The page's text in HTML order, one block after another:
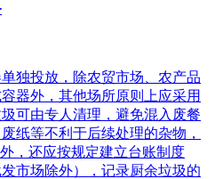
独投放，除农贸市场、农产品
器外，其他场所原则上应采用
可由专人清理，避免混入废餐
纸等不利于后续处理的杂物，
，还应按规定建立台账制度
发市场除外），记录厨余垃圾的